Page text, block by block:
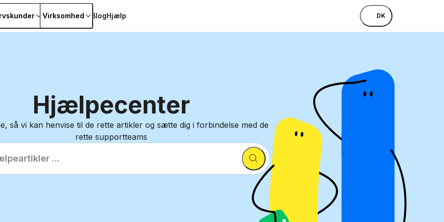
Virksomhed BlogHjælp DK
Hjælpecenter
så vi kan henvise til de rette artikler og sætte dig i forbindelse med de
rette supportteams